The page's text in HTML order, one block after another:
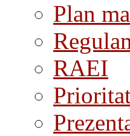
Plan
RAEI